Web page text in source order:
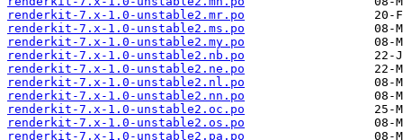
renderkit-7.x-1.0-unstable2.mr.po
renderkit-7.x-1.0-unstable2.ms.po
renderkit-7.x-1.0-unstable2.my.po
renderkit-7.x-1.0-unstable2.nb.po
renderkit-7.x-1.0-unstable2.ne.po
renderkit-7.x-1.0-unstable2.nl.po
renderkit-7.x-1.0-unstable2.nn.po
renderkit-7.x-1.0-unstable2.oc.po
renderkit-7.x-1.0-unstable2.os.po
renderkit-7.x-1.0-unstable2.pa.po